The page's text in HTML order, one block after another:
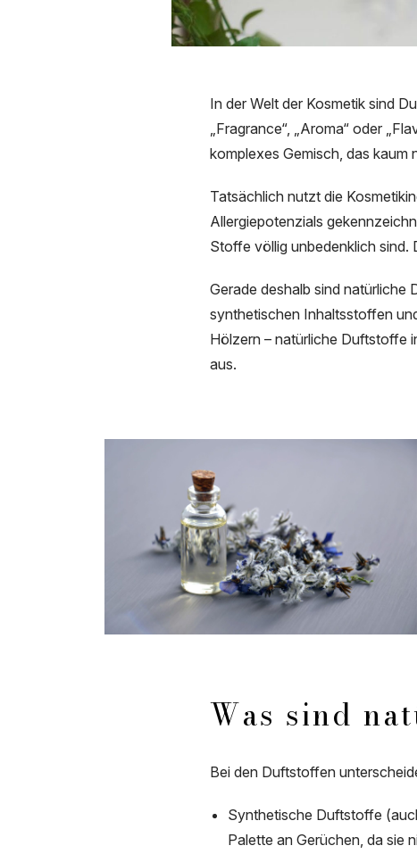
In der Welt der Kosmetik sind
„Fragrance“, „Aroma“ oder
komplexes Gemisch, das kaum
Tatsächlich nutzt die
Allergiepotenzials
Stoffe völlig unbedenklich sind.
Gerade deshalb sind natürliche
synthetischen Inhaltsstoffen
Hölzern – natürliche Duftstoffe
aus.
Was sind
Bei den Duftstoffen
Synthetische Duftstoffe
Palette an Gerüchen, da sie